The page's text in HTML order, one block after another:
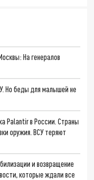
На генералов
Но беды для малышей не
Palantir в России. Страны
оружия. ВСУ теряют
и возвращение
которые ждали все